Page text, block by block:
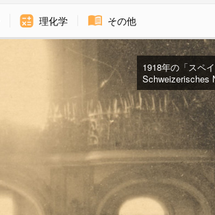
理化学 その他
1918年の「スペ
Schweizerisches